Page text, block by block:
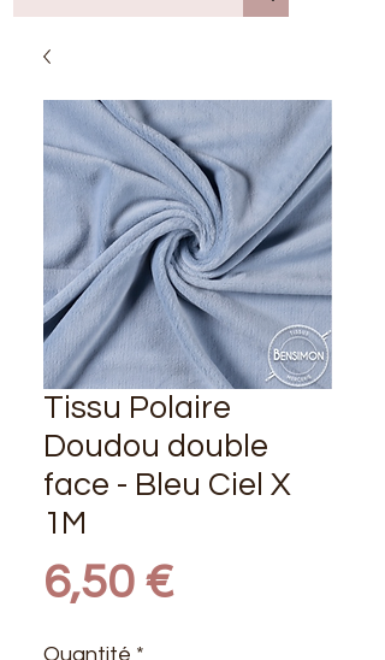
Tissu Polaire
Doudou double
face - Bleu Ciel X
1M
6,50 €Prix
Quantité *